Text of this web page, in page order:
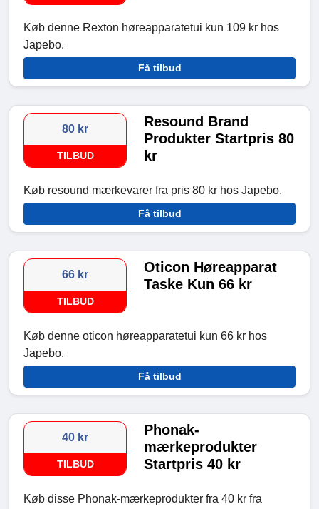
Køb denne Rexton høreapparatetui kun 109 kr hos
Japebo.
Få tilbud
80 kr
TILBUD
Resound Brand
Produkter Startpris 80
kr
Køb resound mærkevarer fra pris 80 kr hos Japebo.
Få tilbud
66 kr
TILBUD
Oticon Høreapparat
Taske Kun 66 kr
Køb denne oticon høreapparatetui kun 66 kr hos
Japebo.
Få tilbud
40 kr
TILBUD
Phonak-
mærkeprodukter
Startpris 40 kr
Køb disse Phonak-mærkeprodukter fra 40 kr fra